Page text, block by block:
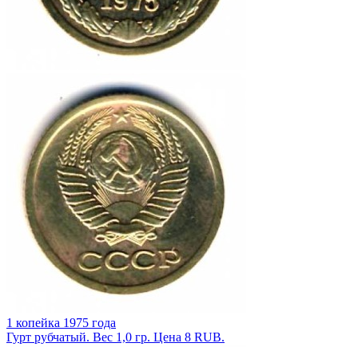
1 копейка 1975 года
Гурт рубчатый. Вес 1,0 гр. Цена 8 RUB.